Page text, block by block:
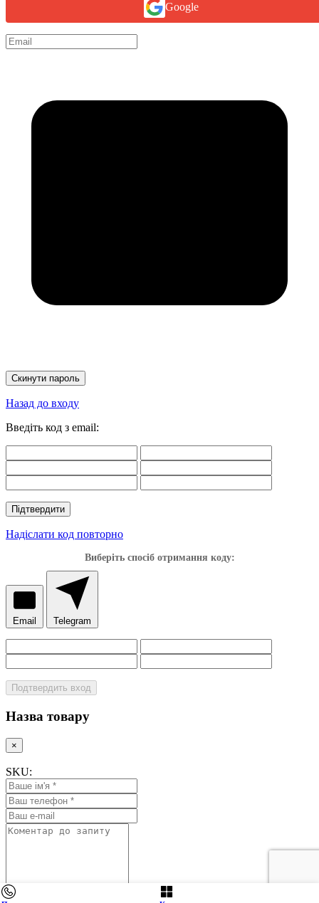
Google
Скинути пароль
Назад до входу
Введіть код з email:
Підтвердити
Надіслати код повторно
Виберіть спосіб отримання коду:
Email Telegram
Подтвердить вход
Назва товару
×
SKU: